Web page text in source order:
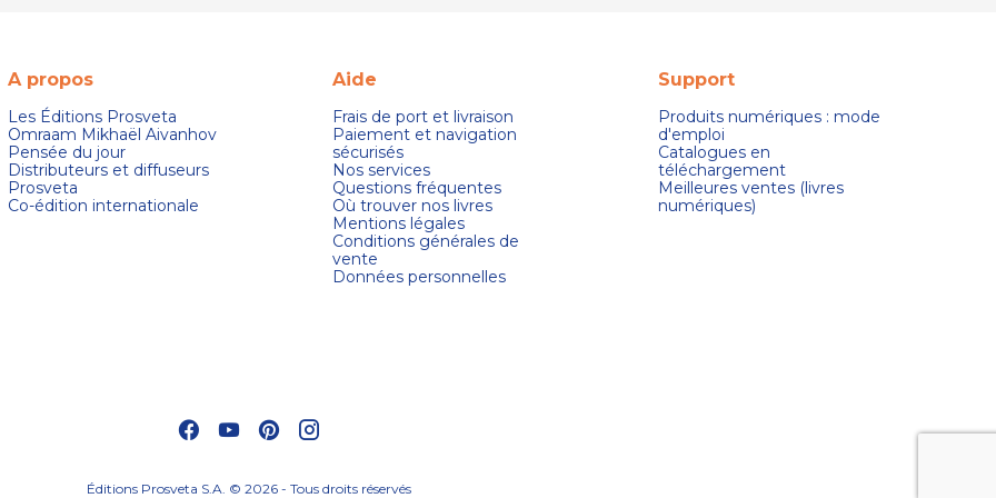
de confidentialité, en garantissant la conformité avec les réglementations. Personnalisez vos préférences pour
A propos
Les Éditions Prosveta
Omraam Mikhaël Aivanhov
Pensée du jour
Distributeurs et diffuseurs
Prosveta
Co-édition internationale
Aide
Frais de port et livraison
Paiement et navigation
sécurisés
Nos services
Questions fréquentes
Où trouver nos livres
Mentions légales
Conditions générales de
vente
Données personnelles
Support
Produits numériques : mode
d'emploi
Catalogues en
téléchargement
Meilleures ventes (livres
numériques)
Éditions Prosveta S.A. © 2026 - Tous droits réservés